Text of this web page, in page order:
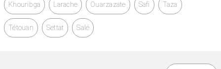
Khouribga Larache Ouarzazate Safi Taza
Tétouan Settat Salé